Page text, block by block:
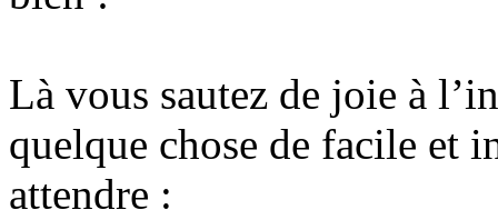
Là vous sautez de joie à
quelque chose de facile et
attendre :